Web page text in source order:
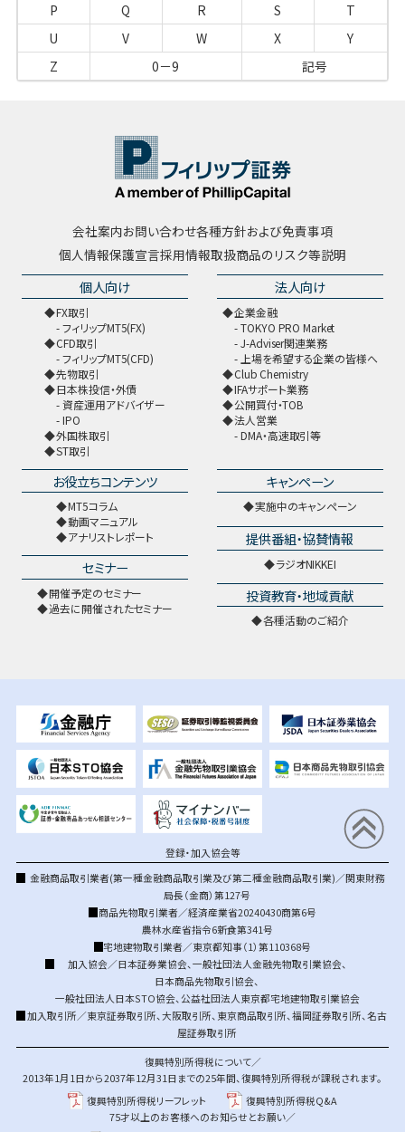
P
Q R S
T
U
V W X
Y
Z
0－9 記号
会社案内お問い合わせ各種方針および免責事項
個人情報保護宣言採用情報取扱商品のリスク等説明
個人向け
FX取引
フィリップMT5(FX)
CFD取引
フィリップMT5(CFD)
先物取引
日本株投信・外債
資産運用アドバイザー
IPO
外国株取引
ST取引
法人向け
企業金融
TOKYO PRO Market
J-Adviser関連業務
上場を希望する企業の皆様へ
Club Chemistry
IFAサポート業務
公開買付・TOB
法人営業
DMA・高速取引等
お役立ちコンテンツ
MT5コラム
動画マニュアル
アナリストレポート
セミナー
開催予定のセミナー
過去に開催されたセミナー
キャンペーン
実施中のキャンペーン
提供番組・協賛情報
ラジオNIKKEI
投資教育・地域貢献
各種活動のご紹介
登録・加入協会等
金融商品取引業者(第一種金融商品取引業及び第二種金融商品取引業)／関東財務
局長（金商）第127号
商品先物取引業者／経済産業省20240430商第6号
農林水産省指令6新食第341号
宅地建物取引業者／東京都知事（1）第110368号
加入協会／日本証券業協会、 一般社団法人金融先物取引業協会、
日本商品先物取引協会、
一般社団法人日本STO協会、 公益社団法人東京都宅地建物取引業協会
加入取引所／東京証券取引所、大阪取引所、 東京商品取引所、福岡証券取引所、名古
屋証券取引所
復興特別所得税について／
2013年1月1日から2037年12月31日までの25年間、復興特別所得税が課税されます。
復興特別所得税リーフレット
復興特別所得税Q&A
75才以上のお客様へのお知らせとお願い／